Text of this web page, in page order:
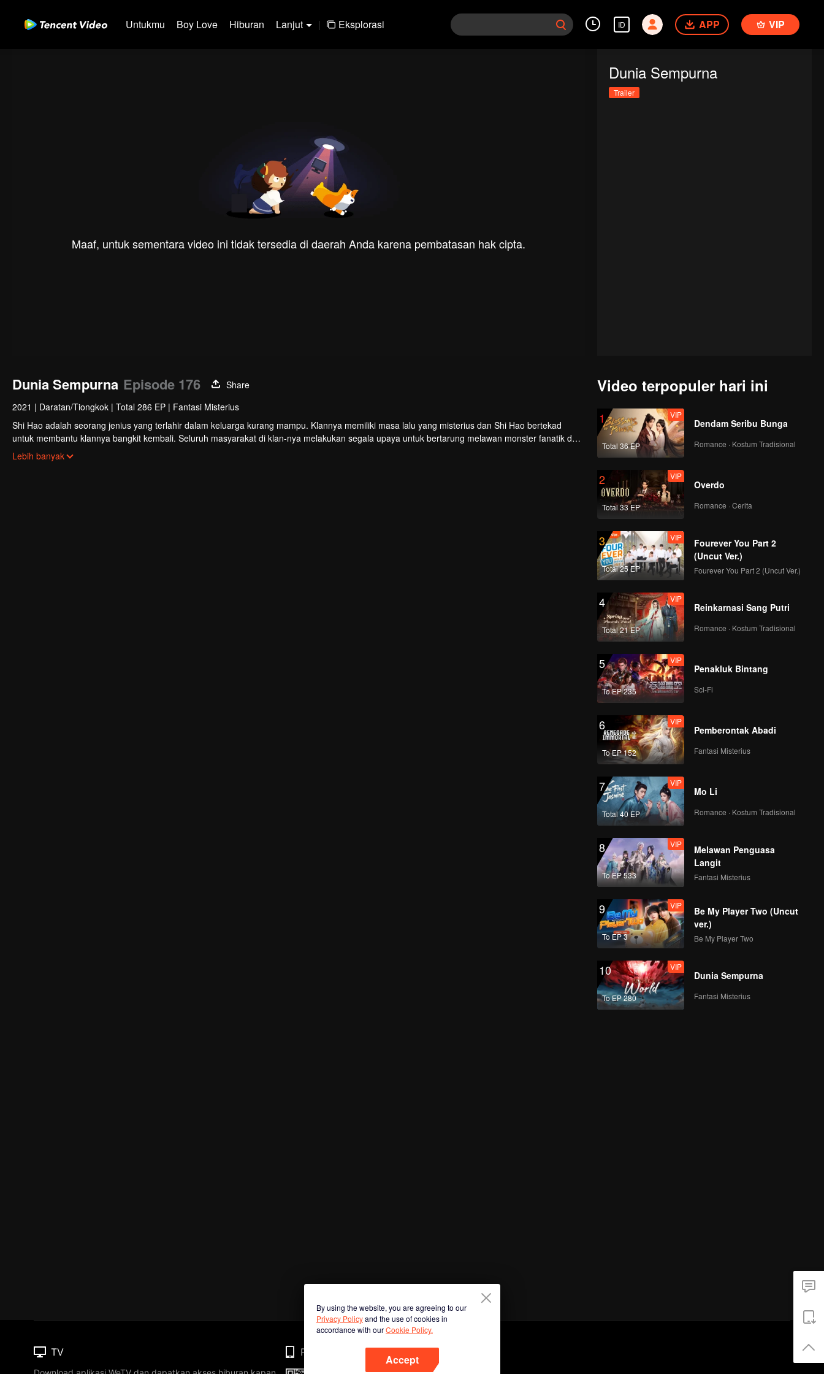
Untukmu Boy Love Hiburan Lanjut | Eksplorasi ID APP VIP
Maaf, untuk sementara video ini tidak tersedia di daerah Anda karena pembatasan hak cipta.
Dunia Sempurna
Trailer
Dunia Sempurna Episode 176
Share
2021 | Daratan/Tiongkok | Total 286 EP | Fantasi Misterius
Shi Hao adalah seorang jenius yang terlahir dalam keluarga kurang mampu. Klannya memiliki masa lalu yang misterius dan Shi Hao bertekad
untuk membantu klannya bangkit kembali. Seluruh masyarakat di klan-nya melakukan segala upaya untuk bertarung melawan monster fanatik dan
terlibat dalam perebutan kekuasaan dengan klan lain. Perjalanan kultivasi Shi Hao membawanya ke negeri-negeri tak dikenal dan menentukan
nasibnya selanjutnya.
Lebih banyak
Video terpopuler hari ini
1
Total 36 EP
VIP
Dendam Seribu Bunga
Romance · Kostum Tradisional
2
Total 33 EP
VIP
Overdo
Romance · Cerita
3
Total 25 EP
VIP
Fourever You Part 2
(Uncut Ver.)
Fourever You Part 2 (Uncut Ver.)
4
Total 21 EP
VIP
Reinkarnasi Sang Putri
Romance · Kostum Tradisional
5
To EP 235
VIP
Penakluk Bintang
Sci-Fi
6
To EP 152
VIP
Pemberontak Abadi
Fantasi Misterius
7
Total 40 EP
VIP
Mo Li
Romance · Kostum Tradisional
8
To EP 533
VIP
Melawan Penguasa
Langit
Fantasi Misterius
9
To EP 3
VIP
Be My Player Two (Uncut
ver.)
Be My Player Two
10
To EP 280
VIP
Dunia Sempurna
Fantasi Misterius
By using the website, you are agreeing to our
Privacy Policyand the use of cookies in
accordance with ourCookie Policy.
Accept
TV Phone